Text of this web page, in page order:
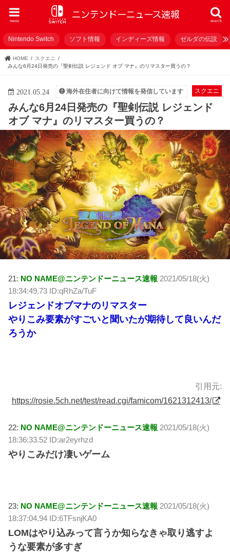
search
menu
Nintendo Switch ソフト情報 インディーズ情報 ゼルダの伝説
HOME
スクエニ
みんな6月24日発売の『聖剣伝説 レジェンド オブ マナ』のリマスター買うの？
スクエニ
2021.05.24 海外在住者に向けて情報を発信しています
みんな6月24日発売の『聖剣伝説 レジェンド
オブ マナ』のリマスター買うの？
21: NO NAME@ニンテンドーニュース速報 2021/05/18(火)
18:34:49.73 ID:qRhZa/TuF
レジェンドオブマナのリマスター
やりこみ要素がすごいと聞いたが期待して良いんだ
ろうか
引用元:
https://rosie.5ch.net/test/read.cgi/famicom/1621312413/
22: NO NAME@ニンテンドーニュース速報 2021/05/18(火)
18:36:33.52 ID:ar2eyrhzd
やりこみだけ凄いゲーム
23: NO NAME@ニンテンドーニュース速報 2021/05/18(火)
18:37:04.94 ID:6TFsnjKA0
LOMはやり込みって言うか知らなきゃ取り逃すよ
うな要素が多すぎ